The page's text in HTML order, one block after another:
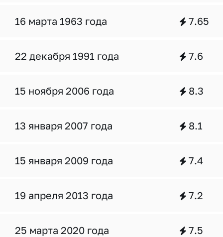
16 марта 1963 года 7.65
22 декабря 1991 года 7.6
15 ноября 2006 года 8.3
13 января 2007 года 8.1
15 января 2009 года 7.4
19 апреля 2013 года 7.2
25 марта 2020 года 7.5